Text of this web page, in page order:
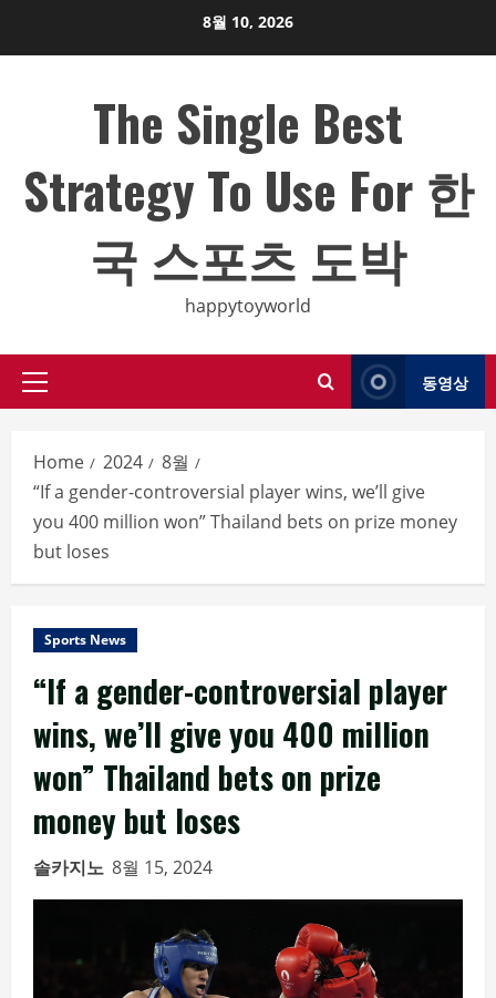
8월 10, 2026
The Single Best
Strategy To Use For 한
국 스포츠 도박
happytoyworld
Primary
동영상
Home 2024
8월
“If a gender-controversial player wins, we’ll give
you 400 million won” Thailand bets on prize money
but loses
Sports News
“If a gender-controversial player
wins, we’ll give you 400 million
won” Thailand bets on prize
money but loses
솔카지노 8월 15, 2024